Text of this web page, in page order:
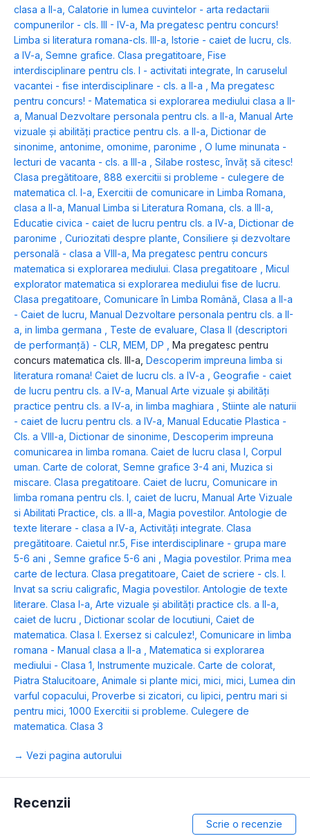
clasa a II-a Calatorie in lumea cuvintelor - arta redactarii
compunerilor - cls. III - IV-a Ma pregatesc pentru concurs!
Limba si literatura romana-cls. III-a Istorie - caiet de lucru, cls.
a IV-a Semne grafice. Clasa pregatitoare Fise
interdisciplinare pentru cls. I - activitati integrate In caruselul
vacantei - fise interdisciplinare - cls. a II-a
Ma pregatesc
pentru concurs! - Matematica si explorarea mediului clasa a II-
a Manual Dezvoltare personala pentru cls. a II-a Manual Arte
vizuale și abilități practice pentru cls. a II-a Dictionar de
sinonime, antonime, omonime, paronime
O lume minunata -
lecturi de vacanta - cls. a III-a
Silabe rostesc, învăț să citesc!
Clasa pregătitoare 888 exercitii si probleme - culegere de
matematica cl. I-a Exercitii de comunicare in Limba Romana,
clasa a II-a Manual Limba si Literatura Romana, cls. a III-a
Educatie civica - caiet de lucru pentru cls. a IV-a Dictionar de
paronime
Curiozitati despre plante Consiliere și dezvoltare
personală - clasa a VIII-a Ma pregatesc pentru concurs
matematica si explorarea mediului. Clasa pregatitoare
Micul
explorator matematica si explorarea mediului fise de lucru.
Clasa pregatitoare Comunicare în Limba Română, Clasa a II-a
- Caiet de lucru Manual Dezvoltare personala pentru cls. a II-
a, in limba germana
Teste de evaluare, Clasa II (descriptori
de performanță) - CLR, MEM, DP
Ma pregatesc pentru
concurs matematica cls. III-a Descoperim impreuna limba si
literatura romana! Caiet de lucru cls. a IV-a
Geografie - caiet
de lucru pentru cls. a IV-a Manual Arte vizuale și abilități
practice pentru cls. a IV-a, in limba maghiara
Stiinte ale naturii
- caiet de lucru pentru cls. a IV-a Manual Educatie Plastica -
Cls. a VIII-a Dictionar de sinonime Descoperim impreuna
comunicarea in limba romana. Caiet de lucru clasa I Corpul
uman. Carte de colorat Semne grafice 3-4 ani Muzica si
miscare. Clasa pregatitoare. Caiet de lucru Comunicare in
limba romana pentru cls. I, caiet de lucru Manual Arte Vizuale
si Abilitati Practice, cls. a III-a Magia povestilor. Antologie de
texte literare - clasa a IV-a Activități integrate. Clasa
pregătitoare. Caietul nr.5 Fise interdisciplinare - grupa mare
5-6 ani
Semne grafice 5-6 ani
Magia povestilor. Prima mea
carte de lectura. Clasa pregatitoare Caiet de scriere - cls. I.
Invat sa scriu caligrafic Magia povestilor. Antologie de texte
literare. Clasa I-a Arte vizuale și abilități practice cls. a II-a,
caiet de lucru
Dictionar scolar de locutiuni Caiet de
matematica. Clasa I. Exersez si calculez! Comunicare in limba
romana - Manual clasa a II-a
Matematica si explorarea
mediului - Clasa 1 Instrumente muzicale. Carte de colorat
Piatra Stalucitoare Animale si plante mici, mici, mici Lumea din
varful copacului Proverbe si zicatori, cu lipici, pentru mari si
pentru mici 1000 Exercitii si probleme. Culegere de
matematica. Clasa 3
→ Vezi pagina autorului
Recenzii
Scrie o recenzie